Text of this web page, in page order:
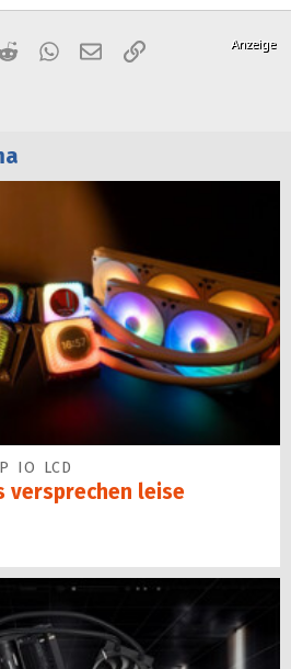
RedditWhatsApp
E-MailLink
IO LCD
versprechen leise